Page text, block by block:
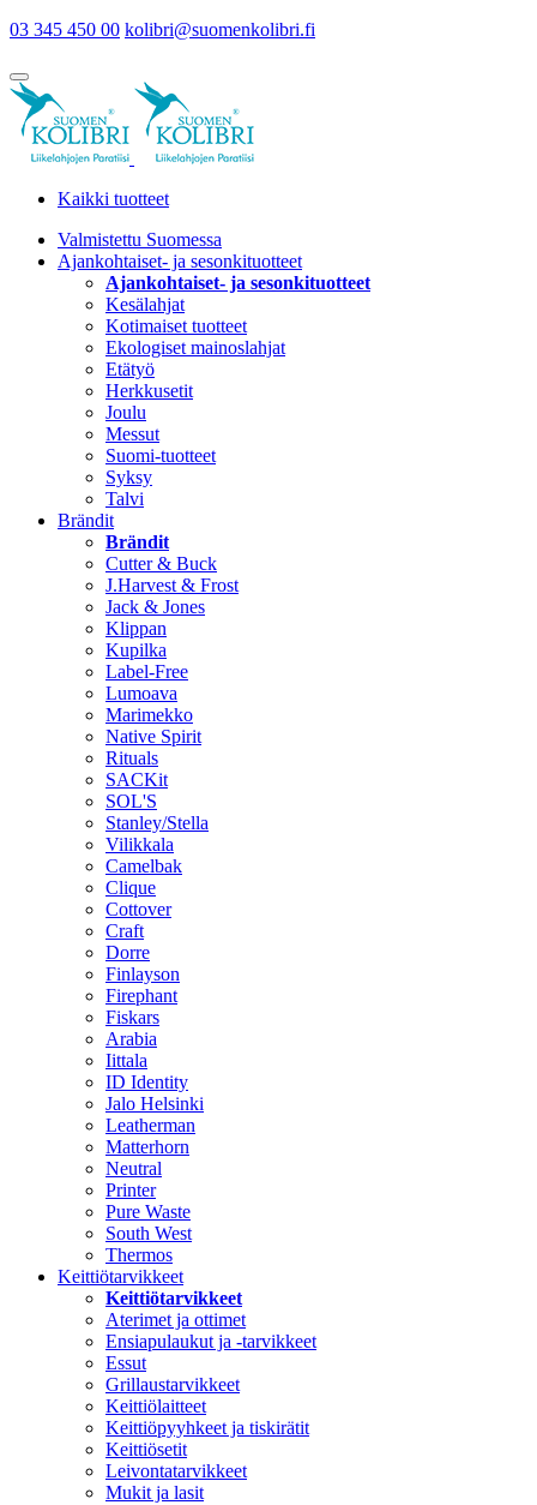
03 345 450 00 kolibri@suomenkolibri.fi
Kaikki tuotteet
Valmistettu Suomessa
Ajankohtaiset- ja sesonkituotteet
Ajankohtaiset- ja sesonkituotteet
Kesälahjat
Kotimaiset tuotteet
Ekologiset mainoslahjat
Etätyö
Herkkusetit
Joulu
Messut
Suomi-tuotteet
Syksy
Talvi
Brändit
Brändit
Cutter & Buck
J.Harvest & Frost
Jack & Jones
Klippan
Kupilka
Label-Free
Lumoava
Marimekko
Native Spirit
Rituals
SACKit
SOL'S
Stanley/Stella
Vilikkala
Camelbak
Clique
Cottover
Craft
Dorre
Finlayson
Firephant
Fiskars
Arabia
Iittala
ID Identity
Jalo Helsinki
Leatherman
Matterhorn
Neutral
Printer
Pure Waste
South West
Thermos
Keittiötarvikkeet
Keittiötarvikkeet
Aterimet ja ottimet
Ensiapulaukut ja -tarvikkeet
Essut
Grillaustarvikkeet
Keittiölaitteet
Keittiöpyyhkeet ja tiskirätit
Keittiösetit
Leivontatarvikkeet
Mukit ja lasit